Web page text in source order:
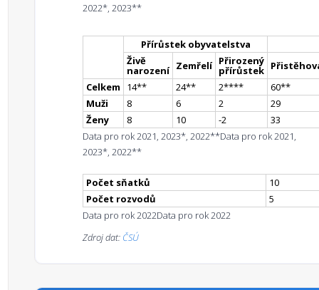
2022*, 2023**
Přírůstek obyvatelstva
Živě
narození Zemřelí Přirozený
přírůstek
Celkem
14** 24** 2**** 60**
Muži
8 6 2
29
Ženy
8 10 -2
33
Data pro rok 2021, 2023*, 2022**Data pro rok 2021,
2023*, 2022**
Počet sňatků
10
Počet rozvodů
5
Data pro rok 2022Data pro rok 2022
Zdroj dat: ČSÚ